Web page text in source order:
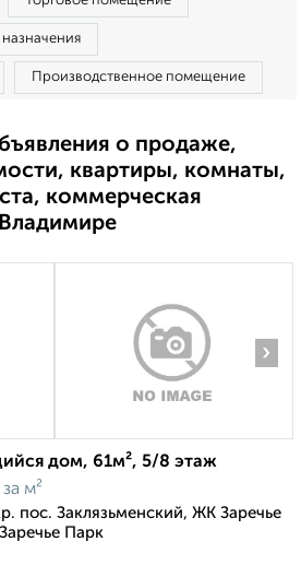
Производственное помещение
о продаже,
квартиры, комнаты,
коммерческая
›
дом, 61м², 5/8 этаж
за м²
пос. Заклязьменский, ЖК Заречье
Парк